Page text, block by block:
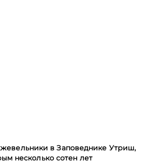
в Заповеднике Утриш,
несколько сотен лет